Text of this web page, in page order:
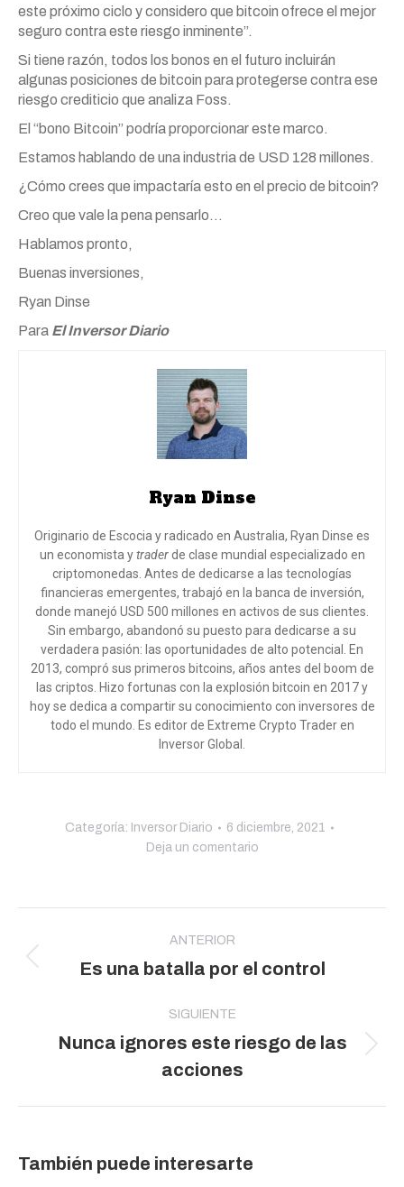
este próximo ciclo y considero que bitcoin ofrece el mejor
seguro contra este riesgo inminente”.
Si tiene razón, todos los bonos en el futuro incluirán
algunas posiciones de bitcoin para protegerse contra ese
riesgo crediticio que analiza Foss.
El “bono Bitcoin” podría proporcionar este marco.
Estamos hablando de una industria de USD 128 millones.
¿Cómo crees que impactaría esto en el precio de bitcoin?
Creo que vale la pena pensarlo…
Hablamos pronto,
Buenas inversiones,
Ryan Dinse
Para El Inversor Diario
Ryan Dinse
Originario de Escocia y radicado en Australia, Ryan Dinse es
un economista ytraderde clase mundial especializado en
criptomonedas. Antes de dedicarse a las tecnologías
financieras emergentes, trabajó en la banca de inversión,
donde manejó USD 500 millones en activos de sus clientes.
Sin embargo, abandonó su puesto para dedicarse a su
verdadera pasión: las oportunidades de alto potencial. En
2013, compró sus primeros bitcoins, años antes del boom de
las criptos. Hizo fortunas con la explosión bitcoin en 2017 y
hoy se dedica a compartir su conocimiento con inversores de
todo el mundo . Es editor de Extreme Crypto Trader en
Inversor Global.
Categoría: Inversor Diario
6 diciembre, 2021
Deja un comentario
entre
publicaciones
ANTERIOR
Publicación
Es una batalla por el control
SIGUIENTE
Publicación
siguiente:
Nunca ignores este riesgo de las
acciones
También puede interesarte